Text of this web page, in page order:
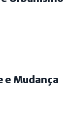
e Mudança